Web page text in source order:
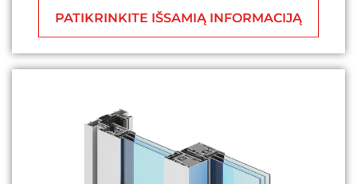
PATIKRINKITE IŠSAMIĄ INFORMACIJĄ